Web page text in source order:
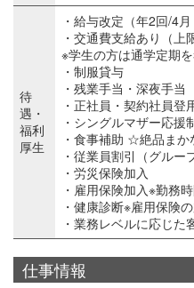
待
遇・
福利
厚生
・給与改定（年2回/4月
・交通費支給あり（上
※学生の方は通学定期
・制服貸与
・残業手当・深夜手当
・正社員・契約社員登
・シングルマザー応援
・食事補助 ☆絶品ま
・従業員割引（グルー
・労災保険加入
・雇用保険加入※勤務
・健康診断※雇用保険
・業務レベルに応じた
仕事情報